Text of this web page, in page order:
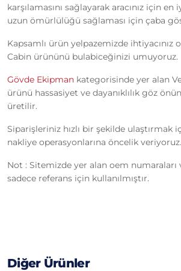
karşılamasını sağlayarak aracınız için
uzun ömürlülüğü sağlaması için çaba
Kapsamlı ürün yelpazemizde ihtiyacınız
Cabin ürününü bulabiceğinizi umuyoruz.
Gövde Ekipman kategorisinde yer alan
ürünü hassasiyet ve dayanıklılık göz
üretilir.
Siparişleriniz hızlı bir şekilde ulaştırmak
nakliye operasyonlarına öncelik veriyoruz.
Not : Sitemizde yer alan oem numaraları
sadece referans için kullanılmıştır.
Diğer Ürünler